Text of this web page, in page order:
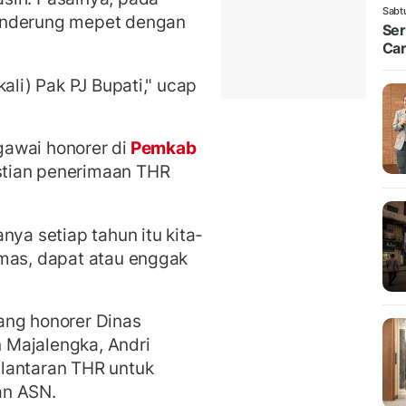
mepet dengan
Pak PJ Bupati," ucap
honorer di Pemkab
penerimaan THR
setiap tahun itu kita-
dapat atau enggak
honorer Dinas
Andri
THR untuk
ASN.